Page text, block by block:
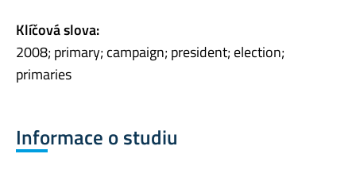
Klíčová slova:
2008; primary; campaign; president; election;
primaries
Informace o studiu